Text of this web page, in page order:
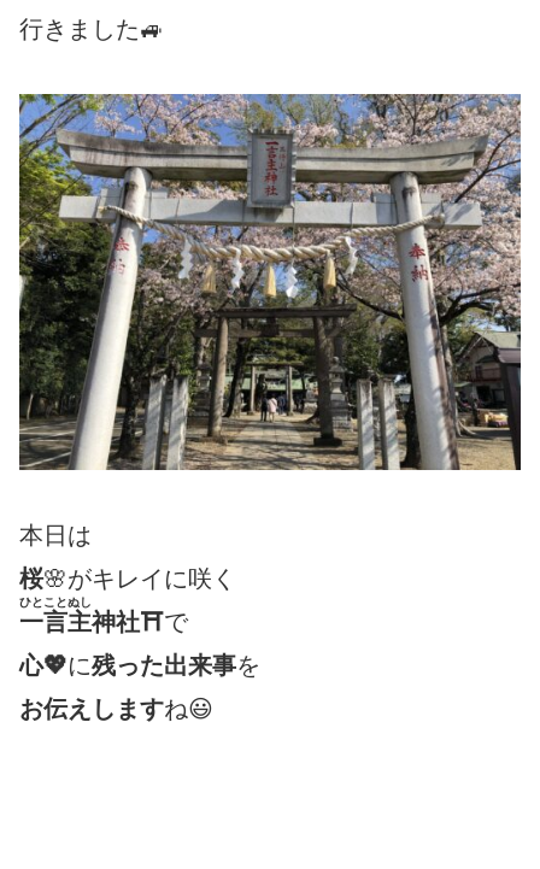
行きました🚙
本日は
桜🌸がキレイに咲く
一言主
ひとことぬし
神社⛩で
心💖に残った出来事を
お伝えしますね😃